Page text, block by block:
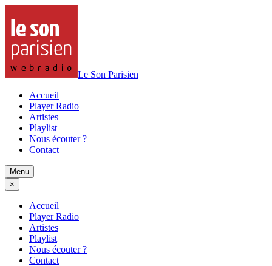
Le Son Parisien
Accueil
Player Radio
Artistes
Playlist
Nous écouter ?
Contact
Menu
×
Accueil
Player Radio
Artistes
Playlist
Nous écouter ?
Contact